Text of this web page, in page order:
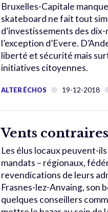
Bruxelles-Capitale
skateboard ne fait tout
d’investissements des
l’exception d’Evere.
liberté et sécurité mais
initiatives citoyennes.
ALTER ÉCHOS 19-12-2018
Vents contraires
Les élus locaux peuvent-
mandats – régionaux,
revendications de leurs
Frasnes-lez-Anvaing, son
quelques conseillers